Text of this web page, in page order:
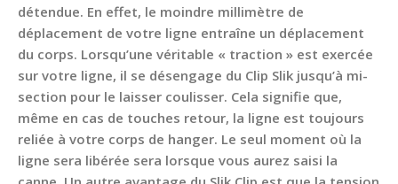
détendue. En effet, le moindre millimètre de
déplacement de votre ligne entraîne un déplacement
du corps. Lorsqu’une véritable « traction » est exercée
sur votre ligne, il se désengage du Clip Slik jusqu’à mi-
section pour le laisser coulisser. Cela signifie que,
même en cas de touches retour, la ligne est toujours
reliée à votre corps de hanger. Le seul moment où la
ligne sera libérée sera lorsque vous aurez saisi la